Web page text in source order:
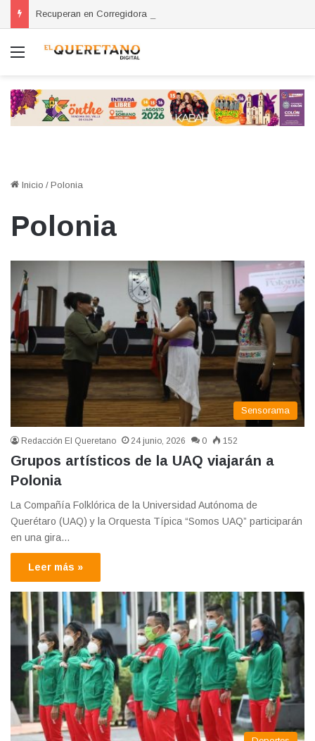
Menú
Inicio / Polonia
Polonia
Sensorama
Redacción El Queretano 24 junio, 2026 0 152
Grupos artísticos de la UAQ viajarán a
Polonia
La Compañía Folklórica de la Universidad Autónoma de
Querétaro (UAQ) y la Orquesta Típica “Somos UAQ” participarán
en una gira…
Leer más »